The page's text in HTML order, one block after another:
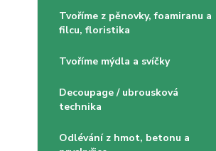
Tvoříme z pěnovky, foamiranu a
filcu, floristika
Tvoříme mýdla a svíčky
Decoupage / ubrousková
technika
Odlévání z hmot, betonu a